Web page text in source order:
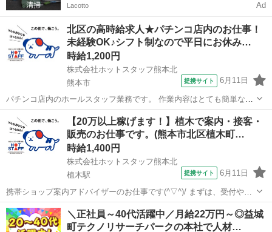
Lacotto Ad
北区の高時給求人★パチンコ店内のお仕事！
未経験OK♪シフト制なので平日にお休み…
時給1,200円
株式会社ホットスタッフ熊本北
熊本市
提携サイト 6月11日
パチンコ店内のホールスタッフ業務です。 作業内容はとても簡単なの
で、すぐに覚えれますよ。 難しい作業は一切ありません。 遊技台をタ
オルで拭いたり、計数機に玉を流してレシートを発行します。 重たい
モノ・お金の取り扱いは...
営業
【20万以上稼げます！】植木で案内・接客・
販売のお仕事です。(熊本市北区植木町…
時給1,400円
株式会社ホットスタッフ熊本北
植木駅
提携サイト 6月11日
携帯ショップ案内アドバイザーのお仕事です(^▽^)/ まずは、受付やプ
ランの案内、プランの提案、登録等をしていただきます。 初めての方
でも、優しい先輩方が一つ一つ教えてくれるので安心ですよ。 お客様
対応以外にも、店内のポ...
熊本 熊本市 植木駅 営業
＼正社員～40代活躍中／月給22万円～◎益城
町テクノリサーチパークの本社で人材…